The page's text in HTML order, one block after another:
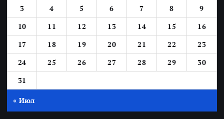
3
4 5 6 7 8
9
10
11 12 13 14 15
16
17
18 19 20 21 22
23
24
25 26 27 28 29
30
31
« Июл